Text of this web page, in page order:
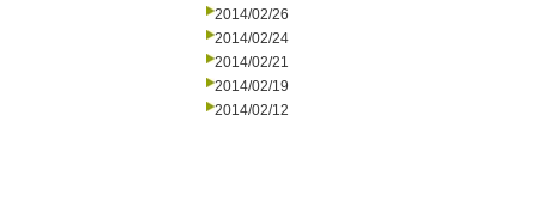
2014/02/26
2014/02/24
2014/02/21
2014/02/19
2014/02/12